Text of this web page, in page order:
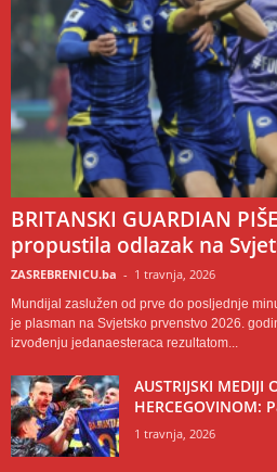
BRITANSKI GUARDIAN
propustila odlazak na
ZASREBRENICU.ba - 1 travnja, 2026
Mundijal zaslužen od prve do posljednje
je plasman na Svjetsko prvenstvo 2026.
izvođenju jedanaesteraca rezultatom...
AUSTRIJSKI MEDIJI
HERCEGOVINOM:
1 travnja, 2026